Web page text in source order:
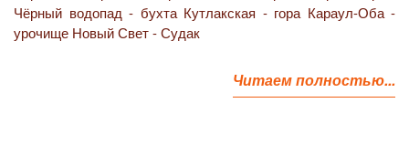
Чёрный водопад - бухта Кутлакская - гора Караул-Оба -
урочище Новый Свет - Судак
Читаем полностью...